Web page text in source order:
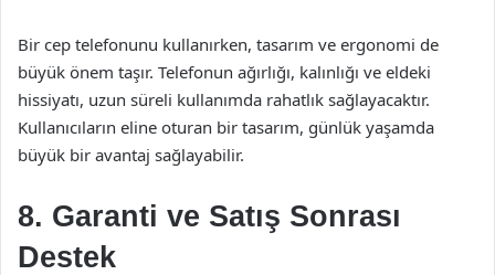
Bir cep telefonunu kullanırken, tasarım ve ergonomi de
büyük önem taşır. Telefonun ağırlığı, kalınlığı ve eldeki
hissiyatı, uzun süreli kullanımda rahatlık sağlayacaktır.
Kullanıcıların eline oturan bir tasarım, günlük yaşamda
büyük bir avantaj sağlayabilir.
8. Garanti ve Satış Sonrası
Destek